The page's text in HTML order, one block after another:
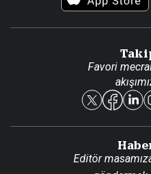
Reklam Ver
Favori
Editör